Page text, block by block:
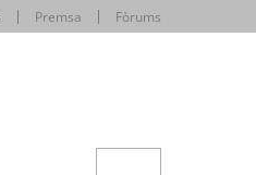
Premsa Fòrums